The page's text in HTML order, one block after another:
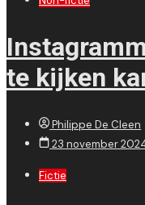
te kijken
Philippe De Cleen
23 november
Fictie